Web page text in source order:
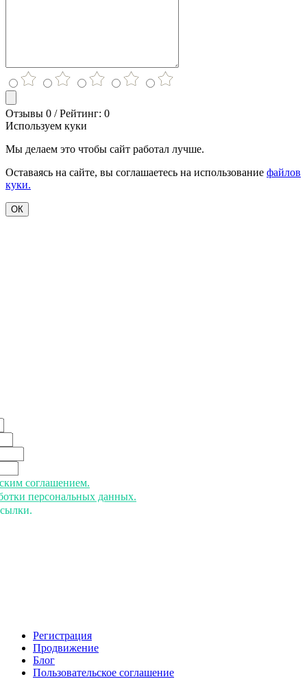
Отзывы 0 / Рейтинг: 0
Используем куки
Мы делаем это чтобы сайт работал лучше.
Оставаясь на сайте, вы соглашаетесь на использование файлов
куки.
ОК
соглашением.
персональных данных.
Регистрация
Продвижение
Блог
Пользовательское соглашение